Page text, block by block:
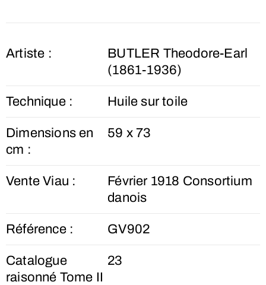
Artiste :
BUTLER Theodore-Earl
(1861-1936)
Technique : Huile sur toile
Dimensions en
cm :
59 x 73
Vente Viau :
Février 1918 Consortium
danois
Référence : GV902
Catalogue
raisonné Tome II
23